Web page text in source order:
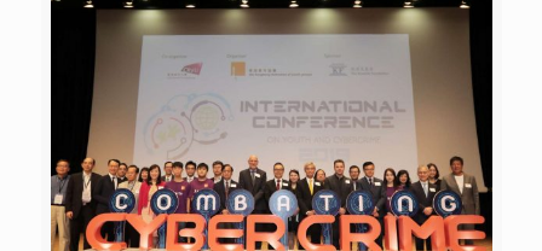
欣想清楚家人對她的支持才是最重要，決定遠離壞朋友，重
建新生活。 2. 阿泰 初中期間誤交損友及染上毒癮，常常打
架生事，中三已輟學；後來他接受了媽媽的相勸，決心改
過。 阿泰加入了爸爸任職司機的巴士公司當維修學徒，得
到上司與同事的欣賞及肯定，慢慢培養出責任感，為了爸爸
及乘客的安全，努力工作，不再參與任何不良的行為。 3. 阿
輝 因行為問題一直與家人關係疏離，直至買賣私煙而被捕
後，看到媽媽痛哭，深深體會她對自己的關心。 在懲教所
還押期間，家人每天不畏路途遙遠探望阿輝，使他十分感
動。在獄中每天只能與家人傾談的時間很短，讓他學會珍惜
與家人相處的時光，並明白到家人的無私奉獻及關心，因而
有需要，將於稍後繼續延長服務。 青年求助網站及社交平台
Whatsapp: 62778899 Telegram: @utouchsocialworker
Instagram: @utouch_hkfyg Facebook: utouch.hk 網站:
utouch.hk 網站: 賽馬會青少年情緒健康網上支援平
台-Open噏（24小時提供緊急情緒支援 服務）Website
: http://www.openup.hk 青年求助熱線 青協「關心一線」：
2777 8899（服務時間星期一至六：下午2時至凌晨2時）
青協轄下全港青年空間 星期一︰下午2時至6時 星期二至六
︰下午2時至晚上10時